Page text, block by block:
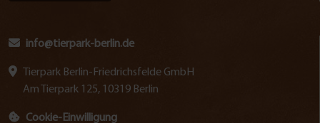
info@tierpark-berlin.de
Tierpark Berlin-Friedrichsfelde GmbH
Am Tierpark 125, 10319 Berlin
Cookie-Einwilligung